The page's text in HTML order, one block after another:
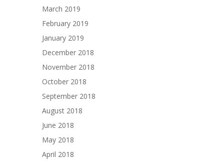
March 2019
February 2019
January 2019
December 2018
November 2018
October 2018
September 2018
August 2018
June 2018
May 2018
April 2018